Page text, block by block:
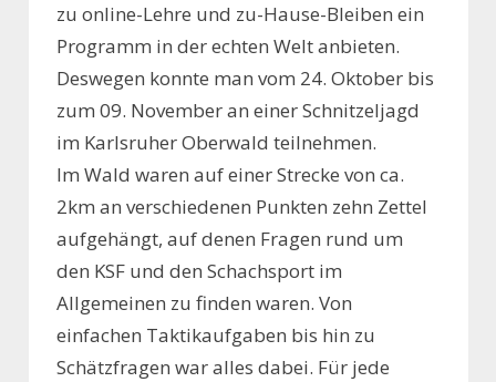
zu online-Lehre und zu-Hause-Bleiben ein
Programm in der echten Welt anbieten.
Deswegen konnte man vom 24. Oktober bis
zum 09. November an einer Schnitzeljagd
im Karlsruher Oberwald teilnehmen.
Im Wald waren auf einer Strecke von ca.
2km an verschiedenen Punkten zehn Zettel
aufgehängt, auf denen Fragen rund um
den KSF und den Schachsport im
Allgemeinen zu finden waren. Von
einfachen Taktikaufgaben bis hin zu
Schätzfragen war alles dabei. Für jede